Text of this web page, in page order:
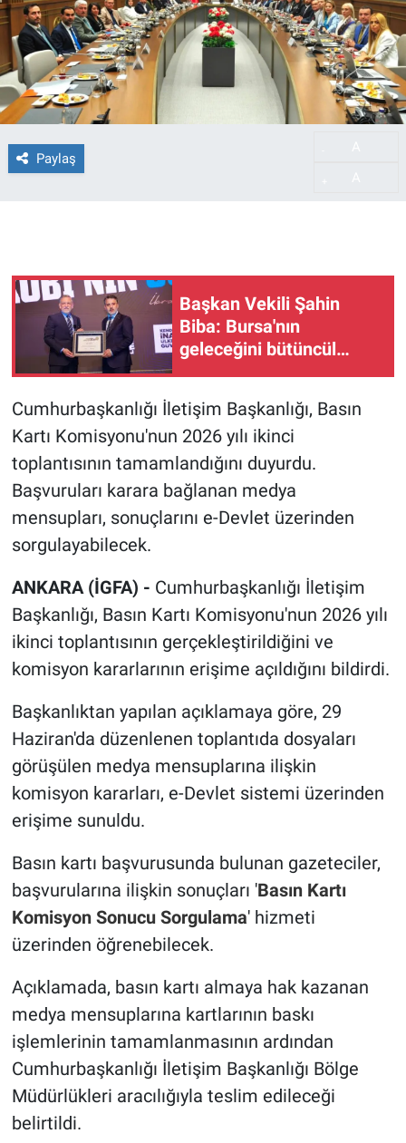
Paylaş
Başkan Vekili Şahin
Biba: Bursa'nın
geleceğini bütüncül
Cumhurbaşkanlığı İletişim Başkanlığı, Basın
Kartı Komisyonu'nun 2026 yılı ikinci
toplantısının tamamlandığını duyurdu.
Başvuruları karara bağlanan medya
mensupları, sonuçlarını e-Devlet üzerinden
sorgulayabilecek.
ANKARA (İGFA) - Cumhurbaşkanlığı İletişim
Başkanlığı, Basın Kartı Komisyonu'nun 2026 yılı
ikinci toplantısının gerçekleştirildiğini ve
komisyon kararlarının erişime açıldığını bildirdi.
Başkanlıktan yapılan açıklamaya göre, 29
Haziran'da düzenlenen toplantıda dosyaları
görüşülen medya mensuplarına ilişkin
komisyon kararları, e-Devlet sistemi üzerinden
erişime sunuldu.
Basın kartı başvurusunda bulunan gazeteciler,
başvurularına ilişkin sonuçları 'Basın Kartı
Komisyon Sonucu Sorgulama' hizmeti
üzerinden öğrenebilecek.
Açıklamada, basın kartı almaya hak kazanan
medya mensuplarına kartlarının baskı
işlemlerinin tamamlanmasının ardından
Cumhurbaşkanlığı İletişim Başkanlığı Bölge
Müdürlükleri aracılığıyla teslim edileceği
belirtildi.